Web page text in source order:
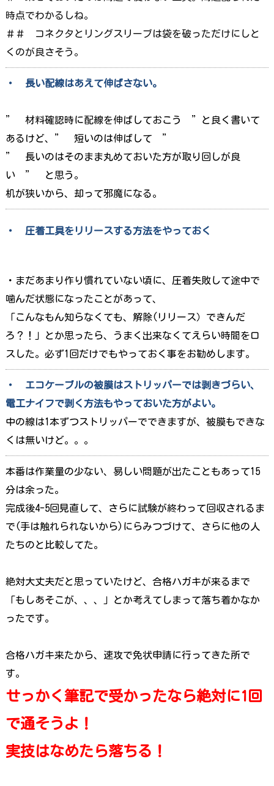
時点でわかるしね。
＃＃ コネクタとリングスリーブは袋を破っただけにしと
くのが良さそう。
・ 長い配線はあえて伸ばさない。
” 材料確認時に配線を伸ばしておこう ”と良く書いて
あるけど、” 短いのは伸ばして ”
” 長いのはそのまま丸めておいた方が取り回しが良
い ” と思う。
机が狭いから、却って邪魔になる。
・ 圧着工具をリリースする方法をやっておく
・まだあまり作り慣れていない頃に、圧着失敗して途中で
噛んだ状態になったことがあって、
「こんなもん知らなくても、解除(リリース）できんだ
ろ？！」とか思ったら、うまく出来なくてえらい時間をロ
スした。必ず1回だけでもやっておく事をお勧めします。
・ エコケーブルの被膜はストリッパーでは剥きづらい、
電工ナイフで剥く方法もやっておいた方がよい。
中の線は1本ずつストリッパーでできますが、被膜もできな
くは無いけど。。。
本番は作業量の少ない、易しい問題が出たこともあって15
分は余った。
完成後4-5回見直して、さらに試験が終わって回収されるま
で(手は触れられないから)にらみつづけて、さらに他の人
たちのと比較してた。
絶対大丈夫だと思っていたけど、合格ハガキが来るまで
「もしあそこが、、、」とか考えてしまって落ち着かなか
ったです。
合格ハガキ来たから、速攻で免状申請に行ってきた所で
す。
せっかく筆記で受かったなら絶対に1回
で通そうよ！
実技はなめたら落ちる！